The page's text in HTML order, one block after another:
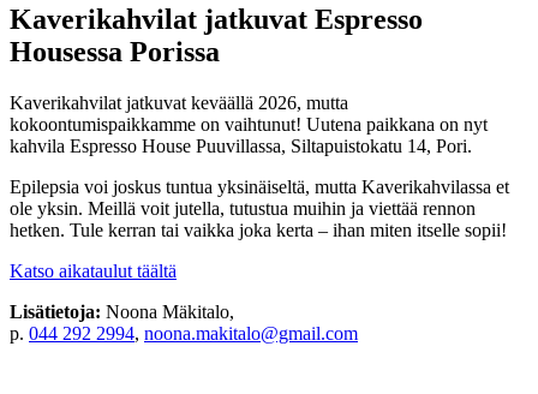
Kaverikahvilat jatkuvat Espresso
Housessa Porissa
Kaverikahvilat jatkuvat keväällä 2026, mutta
kokoontumispaikkamme on vaihtunut! Uutena paikkana on nyt
kahvila Espresso House Puuvillassa, Siltapuistokatu 14, Pori.
Epilepsia voi joskus tuntua yksinäiseltä, mutta Kaverikahvilassa et
ole yksin. Meillä voit jutella, tutustua muihin ja viettää rennon
hetken. Tule kerran tai vaikka joka kerta – ihan miten itselle sopii!
Katso aikataulut täältä
Lisätietoja: Noona Mäkitalo,
p. 044 292 2994, noona.makitalo@gmail.com